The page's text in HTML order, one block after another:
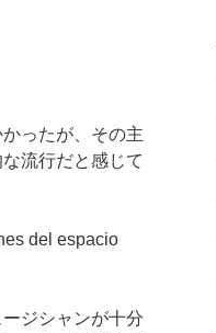
ったが、その主
流行だと感じて
ジシャンが十分